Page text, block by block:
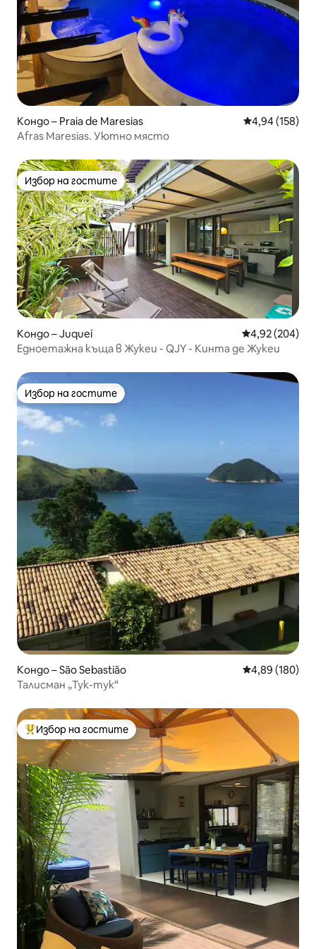
Кондо – Praia de Maresias Средна
4,94 (158)
Afras Maresias. Уютно място
Избор на гостите
Избор на гостите
Кондо – Juqueí Средна
4,92 (204)
Едноетажна къща в Жукеи - QJY - Кинта де Жукеи
Избор на гостите
Избор на гостите
Кондо – São Sebastião Средна
4,89 (180)
Талисман „Тук-тук“
Най-популярен избор на гостите
Избор на гостите